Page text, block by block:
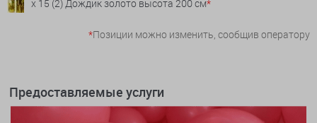
x 15 (2) Дождик золото высота 200 см*
*Позиции можно изменить, сообщив оператору
Предоставляемые услуги